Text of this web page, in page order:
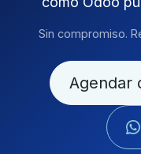
Sin compromiso.
Agendar